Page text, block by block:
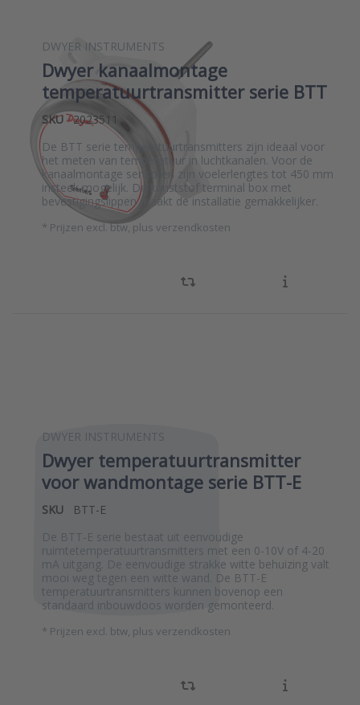
DWYER INSTRUMENTS
Dwyer kanaalmontage
temperatuurtransmitter serie BTT
SKU
2023511
De BTT serie temperatuurtransmitters zijn ideaal voor
het meten van temperatuur in luchtkanalen. Voor de
kanaalmontage sensoren zijn voelerlengtes tot 450 mm
insteek mogelijk. De kunststof terminal box met
bevestigingslippen maakt de installatie gemakkelijker.
* Prijzen excl. btw, plus verzendkosten
DWYER INSTRUMENTS
Dwyer temperatuurtransmitter
voor wandmontage serie BTT-E
SKU
BTT-E
De BTT-E serie bestaat uit eenvoudige
ruimtetemperatuurtransmitters met een 0-10V of 4-20
mA uitgang. De eenvoudige strakke witte behuizing valt
mooi weg tegen een witte wand. De BTT-E
temperatuurtransmitters kunnen bovenop een
standaard inbouwdoos worden gemonteerd.
* Prijzen excl. btw, plus verzendkosten